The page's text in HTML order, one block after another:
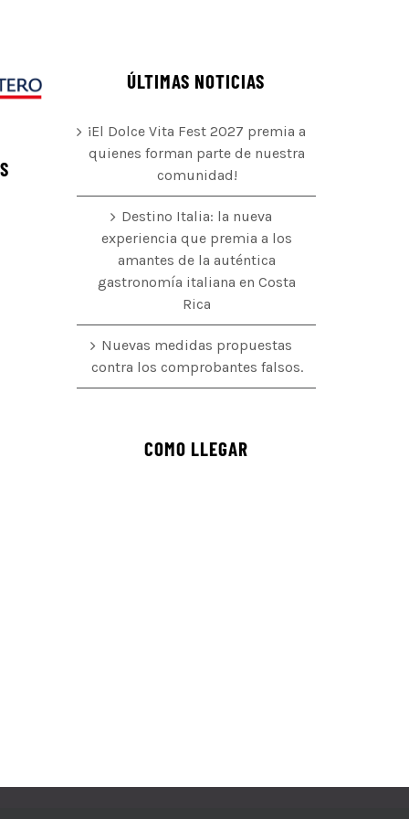
ÚLTIMAS NOTICIAS
¡El Dolce Vita Fest 2027 premia a
quienes forman parte de nuestra
comunidad!
Destino Italia: la nueva
experiencia que premia a los
amantes de la auténtica
gastronomía italiana en Costa
Rica
Nuevas medidas propuestas
contra los comprobantes falsos.
COMO LLEGAR